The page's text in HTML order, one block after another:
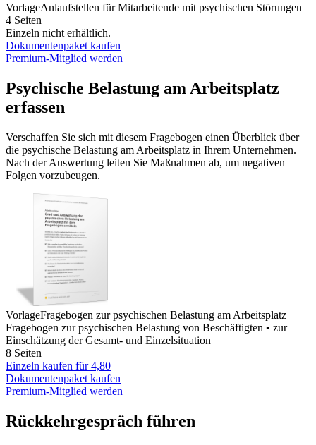
VorlageAnlaufstellen für Mitarbeitende mit psychischen Störungen
4 Seiten
Einzeln nicht erhältlich.
Dokumentenpaket kaufen
Premium-Mitglied werden
Psychische Belastung am Arbeitsplatz
erfassen
Verschaffen Sie sich mit diesem Fragebogen einen Überblick über
die psychische Belastung am Arbeitsplatz in Ihrem Unternehmen.
Nach der Auswertung leiten Sie Maßnahmen ab, um negativen
Folgen vorzubeugen.
VorlageFragebogen zur psychischen Belastung am Arbeitsplatz
Fragebogen zur psychischen Belastung von Beschäftigten ▪ zur
Einschätzung der Gesamt- und Einzelsituation
8 Seiten
Einzeln kaufen für4,80
Dokumentenpaket kaufen
Premium-Mitglied werden
Rückkehrgespräch führen